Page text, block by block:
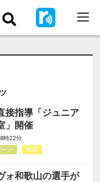
接指導「ジュニア
」開催
時22分
ーツ 教育
ォ和歌山の選手が